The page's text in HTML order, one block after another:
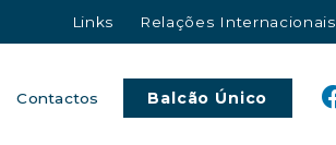
Links Relações Internacionais
Contactos Balcão Único